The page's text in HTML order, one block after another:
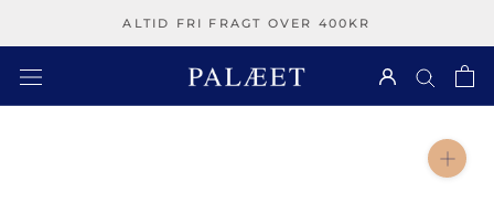
ALTID FRI FRAGT OVER 400KR